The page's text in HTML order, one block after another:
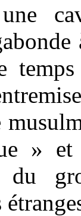
»
du